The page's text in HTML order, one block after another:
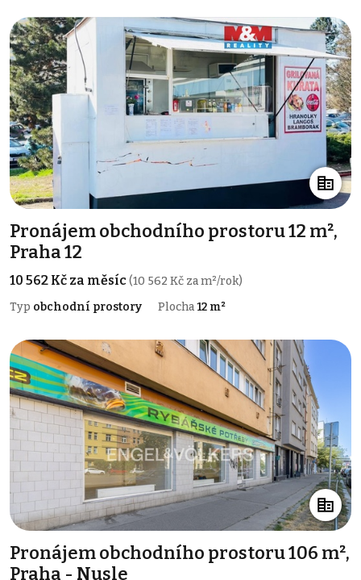
Pronájem obchodního prostoru 12 m²,
Praha 12
10 562 Kč za měsíc(10 562 Kč za m²/rok)
Typ obchodní prostory Plocha12 m²
Pronájem obchodního prostoru 106 m²,
Praha - Nusle